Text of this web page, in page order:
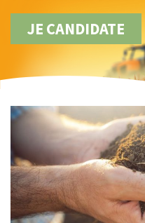
JE CANDIDATE